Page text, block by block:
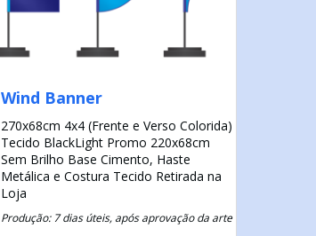
Wind Banner
270x68cm 4x4 (Frente e Verso Colorida)
Tecido BlackLight Promo 220x68cm
Sem Brilho Base Cimento, Haste
Metálica e Costura Tecido Retirada na
Loja
Produção: 7 dias úteis, após aprovação da arte